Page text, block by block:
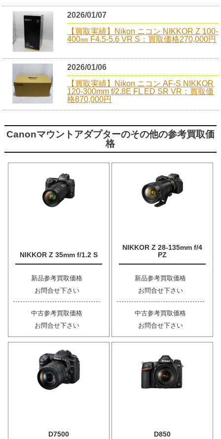
2026/01/07
【買取実績】Nikon ニコン NIKKOR Z 100-
400㎜ F4.5-5.6 VR S：買取価格270,000円
2026/01/06
【買取実績】Nikon ニコン AF-S NIKKOR
120-300mm f/2.8E FL ED SR VR：買取価
格870,000円
Canonマウントアダプターのその他の参考買取価
格
NIKKOR Z 35mm f/1.2 S
新品参考買取価格
お問合せ下さい
中古参考買取価格
お問合せ下さい
NIKKOR Z 28-135mm f/4
PZ
新品参考買取価格
お問合せ下さい
中古参考買取価格
お問合せ下さい
D7500 D850